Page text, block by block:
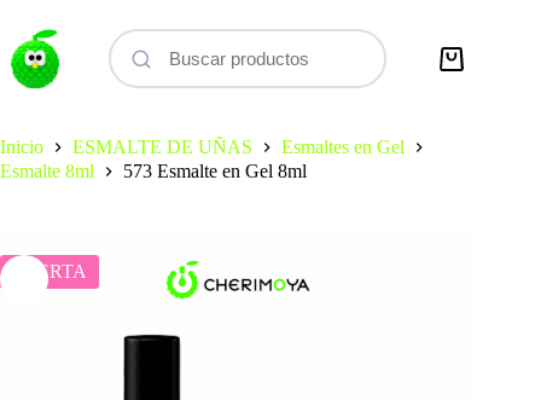
contenido
Carro
Inicio
ESMALTE DE UÑAS
Esmaltes en Gel
Esmalte 8ml
573 Esmalte en Gel 8ml
OFERTA